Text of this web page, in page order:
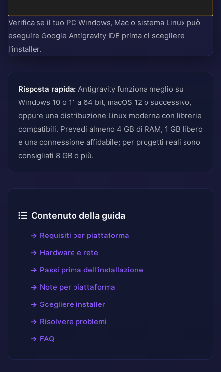
Verifica se il tuo PC Windows, Mac o sistema Linux può
eseguire Google Antigravity IDE prima di scegliere
l'installer.
Risposta rapida: Antigravity funziona meglio su
Windows 10 o 11 a 64 bit, macOS 12 o successivo,
oppure una distribuzione Linux moderna con librerie
compatibili. Prevedi almeno 4 GB di RAM, 1 GB libero
e una connessione affidabile; per progetti reali sono
consigliati 8 GB o più.
Contenuto della guida
Requisiti per piattaforma
Hardware e rete
Passi prima dell'installazione
Note per piattaforma
Scegliere installer
Risolvere problemi
FAQ